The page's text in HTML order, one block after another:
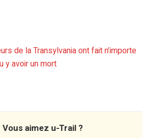
de la Transylvania ont fait n’importe
y avoir un mort
Vous aimez u-Trail ?